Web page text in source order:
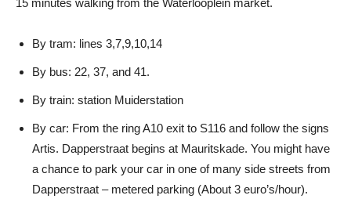
15 minutes walking from the Waterlooplein market.
By tram: lines 3,7,9,10,14
By bus: 22, 37, and 41.
By train: station Muiderstation
By car: From the ring A10 exit to S116 and follow the signs
Artis. Dapperstraat begins at Mauritskade. You might have
a chance to park your car in one of many side streets from
Dapperstraat – metered parking (About 3 euro’s/hour).